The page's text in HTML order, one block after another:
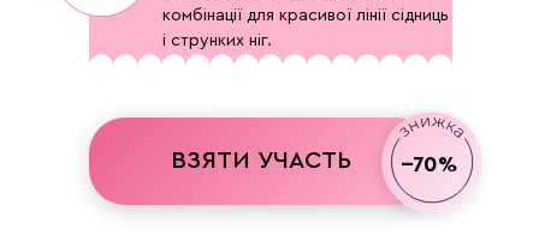
комбінації для красивої лінії сідниць
і струнких ніг.
ВЗЯТИ УЧАСТЬ --70%